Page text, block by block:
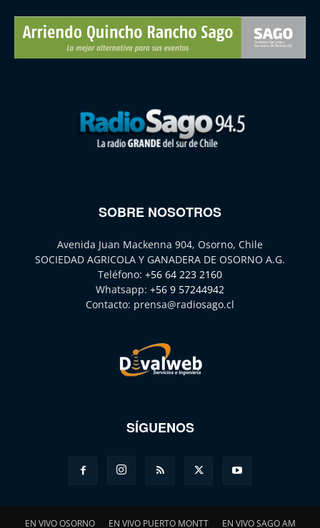
SOBRE NOSOTROS
Avenida Juan Mackenna 904, Osorno, Chile
SOCIEDAD AGRICOLA Y GANADERA DE OSORNO A.G.
Teléfono: +56 64 223 2160
Whatsapp: +56 9 57244942
Contacto: prensa@radiosago.cl
SÍGUENOS
EN VIVO OSORNO EN VIVO PUERTO MONTT EN VIVO SAGO AM